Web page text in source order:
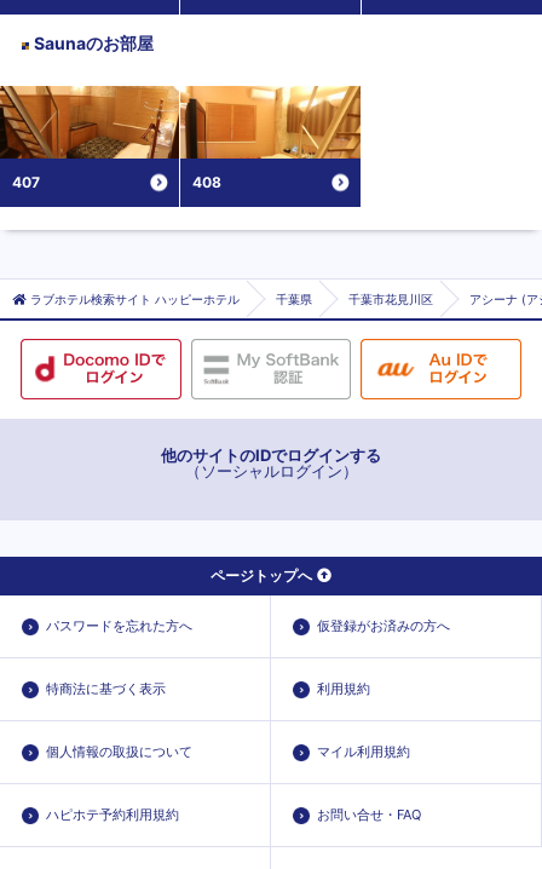
Saunaのお部屋
407 408
ラブホテル検索サイト ハッピーホテル 千葉県 千葉市花見川区 アシーナ (ア
他のサイトのIDでログインする
（ソーシャルログイン）
ページトップへ
パスワードを忘れた方へ 仮登録がお済みの方へ
特商法に基づく表示 利用規約
個人情報の取扱について マイル利用規約
ハピホテ予約利用規約 お問い合せ・FAQ